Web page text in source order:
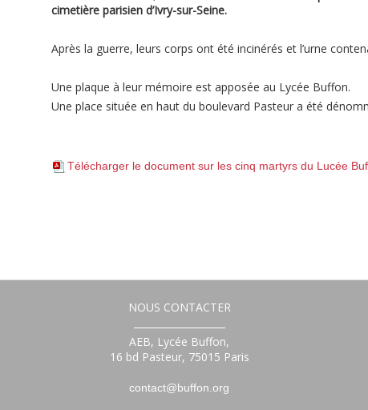
cimetière parisien d’Ivry-sur-Seine.
Après la guerre, leurs corps ont été incinérés et l’urne
Une plaque à leur mémoire est apposée au Lycée Buffon.
Une place située en haut du boulevard Pasteur a été
Télécharger le document sur les cinq martyrs du Lucée
NOUS CONTACTER
AEB, Lycée Buffon,
16 bd Pasteur, 75015 Paris
contact@buffon.org